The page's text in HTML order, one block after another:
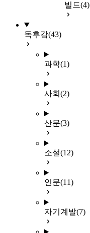
빌드(4)
독후감(43)
과학(1)
사회 (2)
산문(3)
소설(12)
인문(11)
자기계발(7)